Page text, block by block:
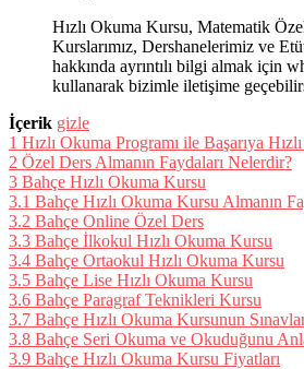
Hızlı Okuma Kursu, Matematik
Kurslarımız, Dershanelerimiz ve
hakkında ayrıntılı bilgi almak için
kullanarak bizimle iletişime
İçerik gizle
1 Hızlı Okuma Programı ile Başarıya
2 Özel Ders Almanın Faydaları Nelerdir?
3 Bahçe Hızlı Okuma Kursu
3.1 Bahçe Hızlı Okuma Kursu Almanın
3.2 Bahçe Online Özel Ders
3.3 Bahçe İlkokul Hızlı Okuma Kursu
3.4 Bahçe Ortaokul Hızlı Okuma Kursu
3.5 Bahçe Lise Hızlı Okuma Kursu
3.6 Bahçe Paragraf Teknikleri Kursu
3.7 Bahçe Hızlı Okuma Kursunun
3.8 Bahçe Seri Okuma ve Okuduğunu
3.9 Bahçe Hızlı Okuma Kursu Fiyatları